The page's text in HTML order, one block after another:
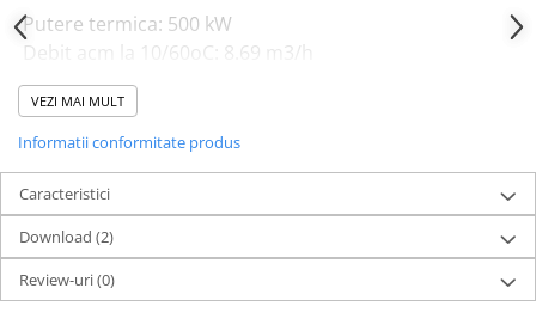
Recuperatoare de caldura
Accesorii echipamente de
Instalatii de apa si canalizare
Alimentare cu apa
Canalizare interioara
Canalizare exterioara
Canalizare pluviala
Distributie apa
Putere termica: 500 kW
Debit acm la 10/60oC: 8.69 m3/h
Debit acm la 10/60oC: 144.87 l/min
Debit acm la 10/60oC: 2.41 l/s
Pierdere de presiune circuit primar: 0.46 bar
Pierdere de presiune circuit secundar: 0.08 bar
Diamertru racord: 2"
Greutate: 79 kg
Dimensiuni: 388x245x737mm
Material placa / grosime: otel inox AISI 316 / 0.5 mm
VEZI MAI MULT
Informatii conformitate produs
Caracteristici
Download (2)
Review-uri(0)